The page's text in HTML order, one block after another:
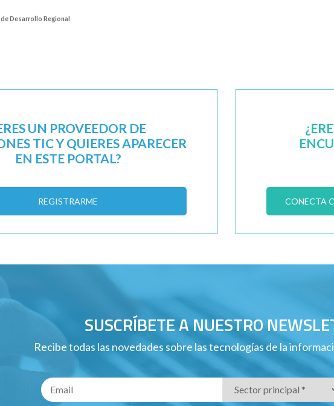
Desarrollo Regional
UN PROVEEDOR DE
TIC Y QUIERES APARECER
EN ESTE PORTAL?
REGISTRARME CONECTA
SUSCRÍBETE A NUESTRO
Recibe todas las novedades sobre las tecnologías de la